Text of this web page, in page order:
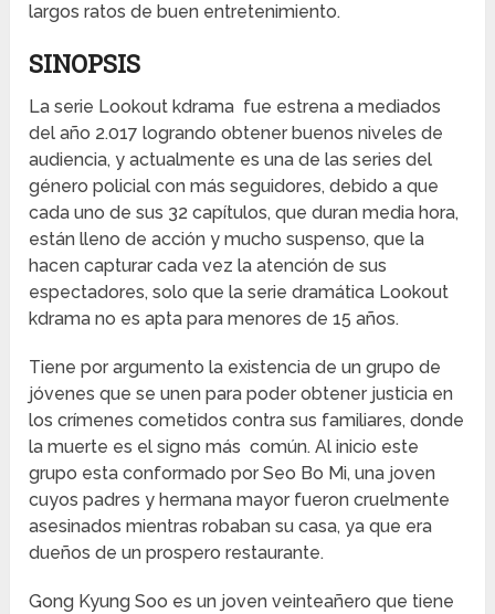
largos ratos de buen entretenimiento.
SINOPSIS
La serie Lookout kdrama fue estrena a mediados
del año 2.017 logrando obtener buenos niveles de
audiencia, y actualmente es una de las series del
género policial con más seguidores, debido a que
cada uno de sus 32 capítulos, que duran media hora,
están lleno de acción y mucho suspenso, que la
hacen capturar cada vez la atención de sus
espectadores, solo que la serie dramática Lookout
kdrama no es apta para menores de 15 años.
Tiene por argumento la existencia de un grupo de
jóvenes que se unen para poder obtener justicia en
los crímenes cometidos contra sus familiares, donde
la muerte es el signo más común. Al inicio este
grupo esta conformado por Seo Bo Mi, una joven
cuyos padres y hermana mayor fueron cruelmente
asesinados mientras robaban su casa, ya que era
dueños de un prospero restaurante.
Gong Kyung Soo es un joven veinteañero que tiene